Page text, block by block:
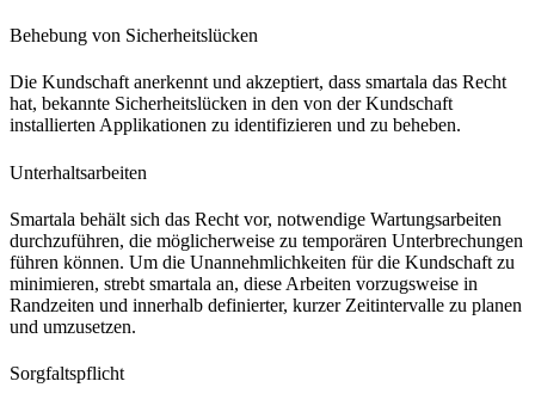
Behebung von Sicherheitslücken
Die Kundschaft anerkennt und akzeptiert, dass smartala das Recht
hat, bekannte Sicherheitslücken in den von der Kundschaft
installierten Applikationen zu identifizieren und zu beheben.
Unterhaltsarbeiten
Smartala behält sich das Recht vor, notwendige Wartungsarbeiten
durchzuführen, die möglicherweise zu temporären Unterbrechungen
führen können. Um die Unannehmlichkeiten für die Kundschaft zu
minimieren, strebt smartala an, diese Arbeiten vorzugsweise in
Randzeiten und innerhalb definierter, kurzer Zeitintervalle zu planen
und umzusetzen.
Sorgfaltspflicht